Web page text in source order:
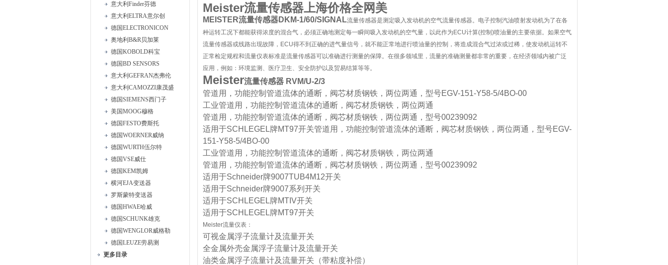
意大利Finder芬德
意大利ELTRA意尔创
德国ELECTRONICON
奥地利B&R贝加莱
德国KOBOLD科宝
德国BD SENSORS
意大利GEFRAN杰弗伦
意大利CAMOZZI康茂盛
德国SIEMENS西门子
美国MOOG穆格
德国FESTO费斯托
德国WOERNER威纳
德国WURTH伍尔特
德国VSE威仕
德国KEM凯姆
横河EJA变送器
罗斯蒙特变送器
德国HWAE哈威
德国SCHUNK雄克
德国WENGLOR威格勒
德国LEUZE劳易测
更多目录
Meister流量传感器上海价格全网美
MEISTER流量传感器DKM-1/60/SIGNAL流量传感器是测定吸入发动机的空气流量传感器。电子控制汽油喷射发动机为了在各
种运转工况下都能获得浓度的混合气，必须正确地测定每一瞬间吸入发动机的空气量，以此作为ECU计算(控制)喷油量的主要依据。如果空气
流量传感器或线路出现故障，ECU得不到正确的进气量信号，就不能正常地进行喷油量的控制，将造成混合气过浓或过稀，使发动机运转不
正常检定规程和流量仪表标准是流量传感器可以准确进行测量的保障。在很多领域里，流量的准确测量都非常的重要，在经济领域内被广泛
应用，例如：环境监测、医疗卫生、安全防护以及贸易结算等等。
Meister流量传感器 RVM/U-2/3
管道用，功能控制管道流体的通断，阀芯材质钢铁，两位两通，型号EGV-151-Y58-5/4BO-00
工业管道用，功能控制管道流体的通断，阀芯材质钢铁，两位两通
管道用，功能控制管道流体的通断，阀芯材质钢铁，两位两通，型号00239092
适用于SCHLEGEL牌MT97开关管道用，功能控制管道流体的通断，阀芯材质钢铁，两位两通，型号EGV-
151-Y58-5/4BO-00
工业管道用，功能控制管道流体的通断，阀芯材质钢铁，两位两通
管道用，功能控制管道流体的通断，阀芯材质钢铁，两位两通，型号00239092
适用于Schneider牌9007TUB4M12开关
适用于Schneider牌9007系列开关
适用于SCHLEGEL牌MTIV开关
适用于SCHLEGEL牌MT97开关
Meister流量仪表：
可视金属浮子流量计及流量开关
全金属外壳金属浮子流量计及流量开关
油类金属浮子流量计及流量开关（带粘度补偿）